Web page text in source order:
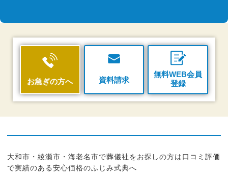
お急ぎの方へ 資料請求
無料WEB会員
登録
大和市・綾瀬市・海老名市で葬儀社をお探しの方は口コミ評価
で実績のある安心価格のふじみ式典へ